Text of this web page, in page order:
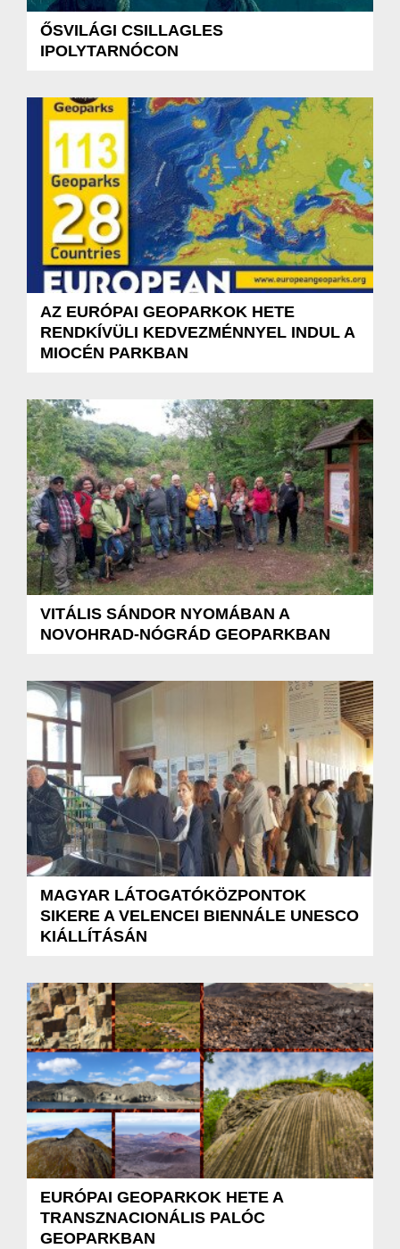
ŐSVILÁGI CSILLAGLES
IPOLYTARNÓCON
AZ EURÓPAI GEOPARKOK HETE
RENDKÍVÜLI KEDVEZMÉNNYEL INDUL A
MIOCÉN PARKBAN
VITÁLIS SÁNDOR NYOMÁBAN A
NOVOHRAD-NÓGRÁD GEOPARKBAN
MAGYAR LÁTOGATÓKÖZPONTOK
SIKERE A VELENCEI BIENNÁLE UNESCO
KIÁLLÍTÁSÁN
EURÓPAI GEOPARKOK HETE A
TRANSZNACIONÁLIS PALÓC
GEOPARKBAN